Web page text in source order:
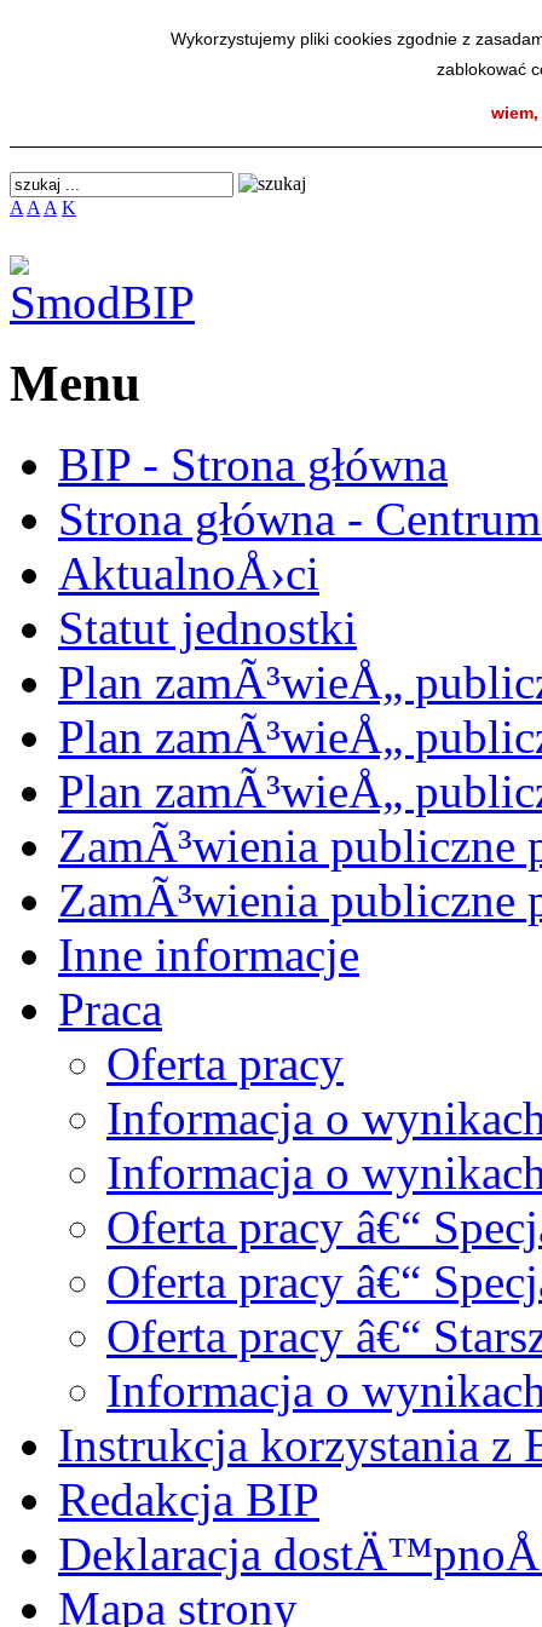
Wykorzystujemy pliki cookies zgodnie z
zablokować
SmodBIP
A A A K
Menu
BIP - Strona główna
Strona główna -
AktualnoÅ›ci
Statut jednostki
Plan zamÃ³wieÅ„
Plan zamÃ³wieÅ„
Plan zamÃ³wieÅ„
ZamÃ³wienia
ZamÃ³wienia
Inne informacje
Praca
Oferta pracy
Informacja o
Informacja o
Oferta pracy â€“
Oferta pracy â€“
Oferta pracy â€“
Informacja o
Instrukcja korzystania z
Redakcja BIP
Deklaracja
Mapa strony